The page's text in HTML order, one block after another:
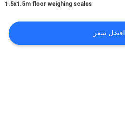
1.5x1.5m floor weighing scales
افضل سعر